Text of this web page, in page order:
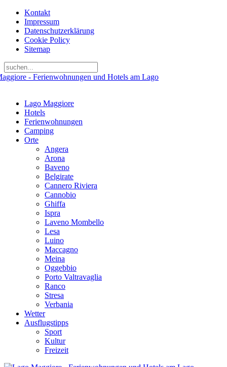
Kontakt
Impressum
Datenschutzerklärung
Cookie Policy
Sitemap
Lago Maggiore
Hotels
Ferienwohnungen
Camping
Orte
Angera
Arona
Baveno
Belgirate
Cannero Riviera
Cannobio
Ghiffa
Ispra
Laveno Mombello
Lesa
Luino
Maccagno
Meina
Oggebbio
Porto Valtravaglia
Ranco
Stresa
Verbania
Wetter
Ausflugstipps
Sport
Kultur
Freizeit